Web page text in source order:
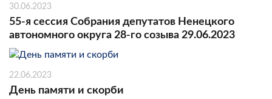
30.06.2023
55-я сессия Собрания депутатов Ненецкого
автономного округа 28-го созыва 29.06.2023
22.06.2023
День памяти и скорби